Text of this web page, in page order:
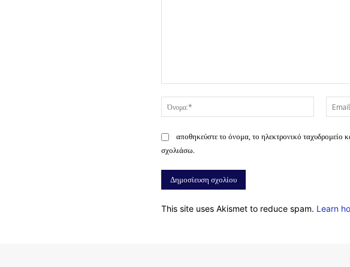
Όνομα:*
αποθηκεύστε το όνομα, το ηλεκτρονικό ταχυδρομείο
σχολιάσω.
This site uses Akismet to reduce spam. Learn